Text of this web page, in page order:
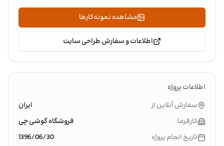
مشاهده نمونه‌کارها
اطلاعات و سفارش طراحی سایت
اطلاعات پروژه
سفارش آنلاین از
ایران
کارفرما
فروشگاه گوشی چی
تاریخ انجام پروژه
1396/06/30